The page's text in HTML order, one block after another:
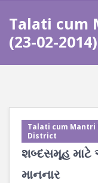
Talati cum
(23-02-
Talati cum Mantri
District
શબ્દસમૂહ માટે
માનનાર